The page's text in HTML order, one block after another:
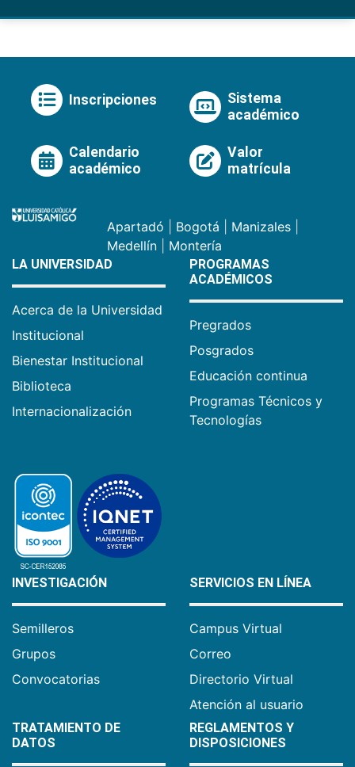
Inscripciones
Sistema
académico
Calendario
académico
Valor
matrícula
Apartadó Bogotá Manizales
Medellín
Montería
LA UNIVERSIDAD
Acerca de la Universidad
Institucional
Bienestar Institucional
Biblioteca
Internacionalización
PROGRAMAS
ACADÉMICOS
Pregrados
Posgrados
Educación continua
Programas Técnicos y
Tecnologías
INVESTIGACIÓN
Semilleros
Grupos
Convocatorias
SERVICIOS EN LÍNEA
Campus Virtual
Correo
Directorio Virtual
Atención al usuario
TRATAMIENTO DE
DATOS
REGLAMENTOS Y
DISPOSICIONES